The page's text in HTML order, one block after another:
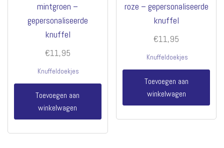
mintgroen –
gepersonaliseerde
knuffel
€11,95
Knuffeldoekjes
Toevoegen aan
winkelwagen
roze – gepersonaliseerde
knuffel
€11,95
Knuffeldoekjes
Toevoegen aan
winkelwagen